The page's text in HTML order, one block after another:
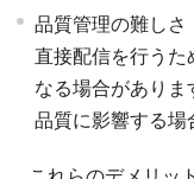
品質管理の難しさ
直接配信を行うた
なる場合がありま
品質に影響する場